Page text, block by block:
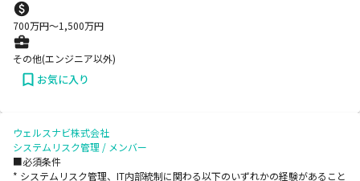
700万円〜1,500万円
その他(エンジニア以外)
お気に入り
ウェルスナビ株式会社
システムリスク管理 / メンバー
■必須条件
* システムリスク管理、IT内部統制に関わる以下のいずれかの経験があること